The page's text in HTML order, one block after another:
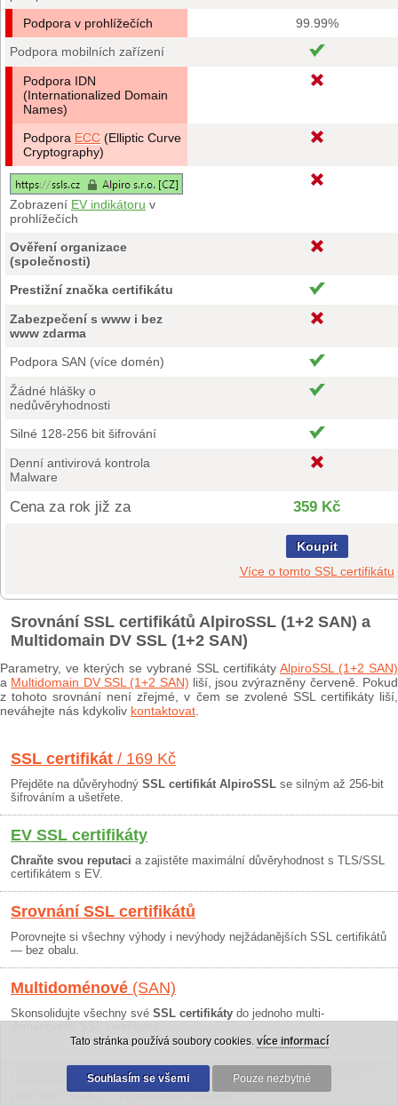
Podpora v prohlížečích
99.99%
Podpora mobilních zařízení
Podpora IDN
(Internationalized Domain
Names)
Podpora ECC (Elliptic Curve
Cryptography)
Zobrazení EV indikátoru v
prohlížečích
Ověření organizace
(společnosti)
Prestižní značka certifikátu
Zabezpečení s www i bez
www zdarma
Podpora SAN (více domén)
Žádné hlášky o
nedůvěryhodnosti
Silné 128-256 bit šifrování
Denní antivirová kontrola
Malware
Cena za rok již za 359 Kč
Koupit
Více o tomto SSL certifikátu
Srovnání SSL certifikátů AlpiroSSL (1+2 SAN) a
Multidomain DV SSL (1+2 SAN)
Parametry, ve kterých se vybrané SSL certifikáty AlpiroSSL (1+2 SAN)
a Multidomain DV SSL (1+2 SAN) liší, jsou zvýrazněny červeně. Pokud
z tohoto srovnání není zřejmé, v čem se zvolené SSL certifikáty liší,
neváhejte nás kdykoliv kontaktovat
SSL certifikát / 169 Kč
Přejděte na důvěryhodný SSL certifikát AlpiroSSL se silným až 256-bit
šifrováním a ušetřete.
EV SSL certifikáty
Chraňte svou reputaci a zajistěte maximální důvěryhodnost s TLS/SSL
certifikátem s EV.
Srovnání SSL certifikátů
Porovnejte si všechny výhody i nevýhody nejžádanějších SSL certifikátů
— bez obalu.
Multidoménové (SAN)
Skonsolidujte všechny své SSL certifikáty do jednoho multi-
Obchodní podmínky|30 dní záruka
2006-2026 © SSLS.CZ - Všechna práva vyhrazena.
Tato stránka používá soubory cookies. více informací
Souhlasím se všemi Pouze nezbytné